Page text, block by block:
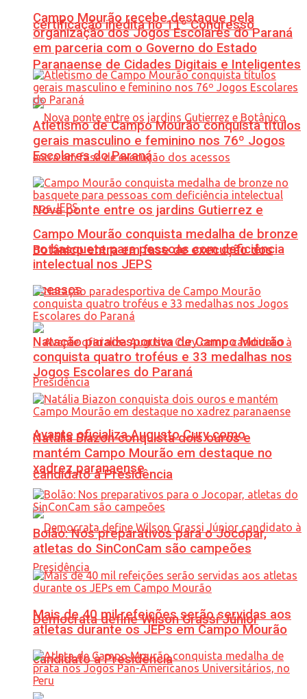
certificação inédita no 11º Congresso
Paranaense de Cidades Digitais e Inteligentes
Nova ponte entre os jardins Gutierrez e
Botânico entra em fase de execução dos
acessos
Avante oficializa Augusto Cury como
candidato à Presidência
Democrata define Wilson Grassi Júnior
candidato à Presidência
Campo Mourão recebe destaque pela
organização dos Jogos Escolares do Paraná
em parceria com o Governo do Estado
Atletismo de Campo Mourão conquista títulos
gerais masculino e feminino nos 76º Jogos
Escolares do Paraná
Campo Mourão conquista medalha de bronze
no basquete para pessoas com deficiência
intelectual nos JEPS
Natação paradesportiva de Campo Mourão
conquista quatro troféus e 33 medalhas nos
Jogos Escolares do Paraná
Natália Biazon conquista dois ouros e
mantém Campo Mourão em destaque no
xadrez paranaense
Bolão: Nos preparativos para o Jocopar,
atletas do SinConCam são campeões
Mais de 40 mil refeições serão servidas aos
atletas durante os JEPs em Campo Mourão